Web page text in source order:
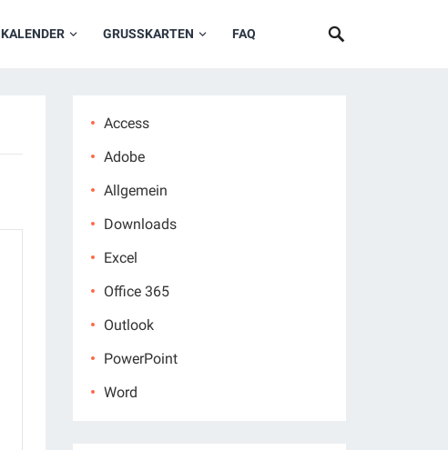
KALENDER GRUSSKARTEN FAQ
Access
Adobe
Allgemein
Downloads
Excel
Office 365
Outlook
PowerPoint
Word